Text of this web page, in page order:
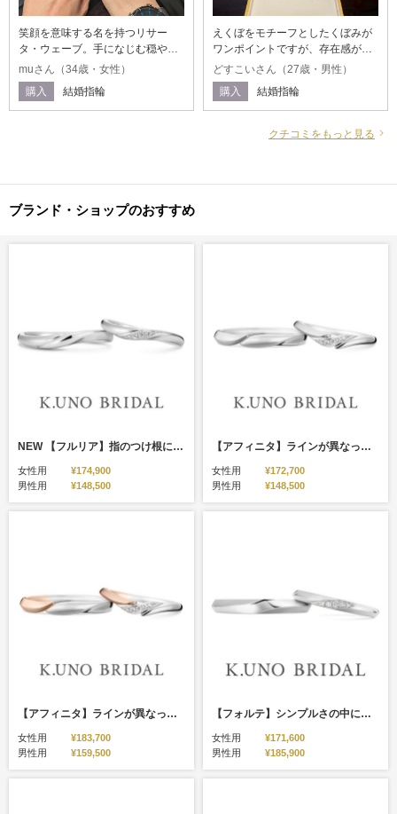
笑顔を意味する名を持つリサー
タ・ウェーブ。手になじむ穏やか
なウェーブラインのデザインで、
シンプルかつエレガントなテイス
トが魅力です。上質なプラチナ素
材にさりげなく煌めくメレダイヤ
muさん（34歳・女性）
購入
結婚指輪
えくぼをモチーフとしたくぼみが
ワンポイントですが、存在感があ
ります。男性用と女性用で違うデ
ザインながらそれぞれに共通した
えくぼが、笑いの絶えない家庭を
築くこれからの生活にピッタリだ
と思います。 また1つのダイヤ原
どすこいさん（27歳・男性）
購入
結婚指輪
クチコミをもっと見る
ブランド・ショップのおすすめ
NEW 【フルリア】指のつけ根に馴染むやわらかな曲線美を表現した結婚指輪
女性用
¥174,900
男性用
¥148,500
【アフィニタ】ラインが異なっていてもお揃い感のある結婚指輪
女性用
¥172,700
男性用
¥148,500
【アフィニタ】ラインが異なっていてもお揃い感のある結婚指輪（コンビデザイン）
女性用
¥183,700
男性用
¥159,500
【フォルテ】シンプルさの中にさりげなく立体感を感じられるマリッジリング
女性用
¥171,600
男性用
¥185,900